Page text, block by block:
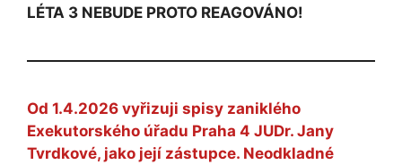
LÉTA 3 NEBUDE PROTO REAGOVÁNO!
Od 1.4.2026 vyřizuji spisy zaniklého
Exekutorského úřadu Praha 4 JUDr. Jany
Tvrdkové, jako její zástupce. Neodkladné